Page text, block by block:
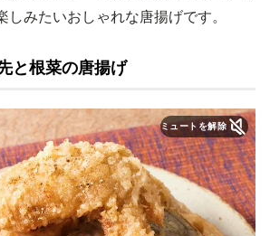
しみたいおしゃれな唐揚げです。
と根菜の唐揚げ
ミュートを解除